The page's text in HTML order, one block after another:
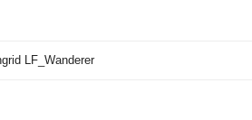
LF_Wanderer